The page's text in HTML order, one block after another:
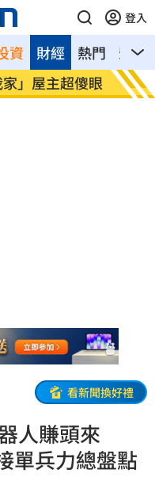
登入
資 熱門 影音
財經
祝墜機4人罹難
台中
曝
看新聞換好禮
人賺頭來
兵力總盤點